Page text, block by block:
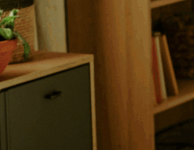
Wie gestalte
Angehörige